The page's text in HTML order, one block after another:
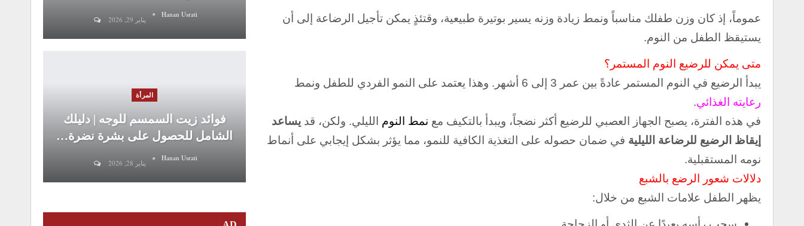
عموماً، إذ كان وزن طفلك مناسباً ونمط زيادة وزنه يسير بوتيرة طبيعية، وقتئذٍ يمكن تأجيل الرضاعة إلى أن
يستيقظ الطفل من النوم.
متى يمكن للرضيع النوم المستمر؟
يبدأ الرضيع في النوم المستمر عادةً بين عمر 3 إلى 6 أشهر.
وهذا يعتمد على النمو الفردي للطفل ونمط
رعايته الغذائي.
في هذه الفترة، يصبح الجهاز العصبي للرضيع أكثر نضجاً، ويبدأ بالتكيف مع نمط النوم الليلي. ولكن، قد يساعد
إيقاظ الرضيع للرضاعة الليلية في ضمان حصوله على التغذية الكافية للنمو، مما يؤثر بشكل إيجابي على أنماط
نومه المستقبلية.
دلالات شعور الرضع بالشبع
يظهر الطفل علامات الشبع من خلال:
Hanan Usrati
يناير 29, 2026
المرأة
فوائد زيت السمسم للوجه | دليلك
الشامل للحصول على بشرة نضرة…
Hanan Usrati
يناير 28, 2026